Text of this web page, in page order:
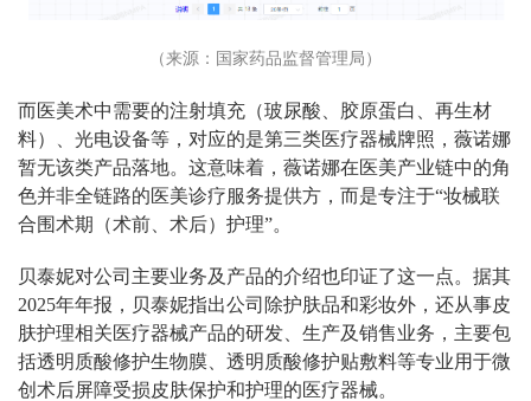
（来源：国家药品监督管理局）
而医美术中需要的注射填充（玻尿酸、胶原蛋白、再生材
料）、光电设备等，对应的是第三类医疗器械牌照，薇诺娜
暂无该类产品落地。这意味着，薇诺娜在医美产业链中的角
色并非全链路的医美诊疗服务提供方，而是专注于“妆械联
合围术期（术前、术后）护理”。
贝泰妮对公司主要业务及产品的介绍也印证了这一点。据其
2025年年报，贝泰妮指出公司除护肤品和彩妆外，还从事皮
肤护理相关医疗器械产品的研发、生产及销售业务，主要包
括透明质酸修护生物膜、透明质酸修护贴敷料等专业用于微
创术后屏障受损皮肤保护和护理的医疗器械。